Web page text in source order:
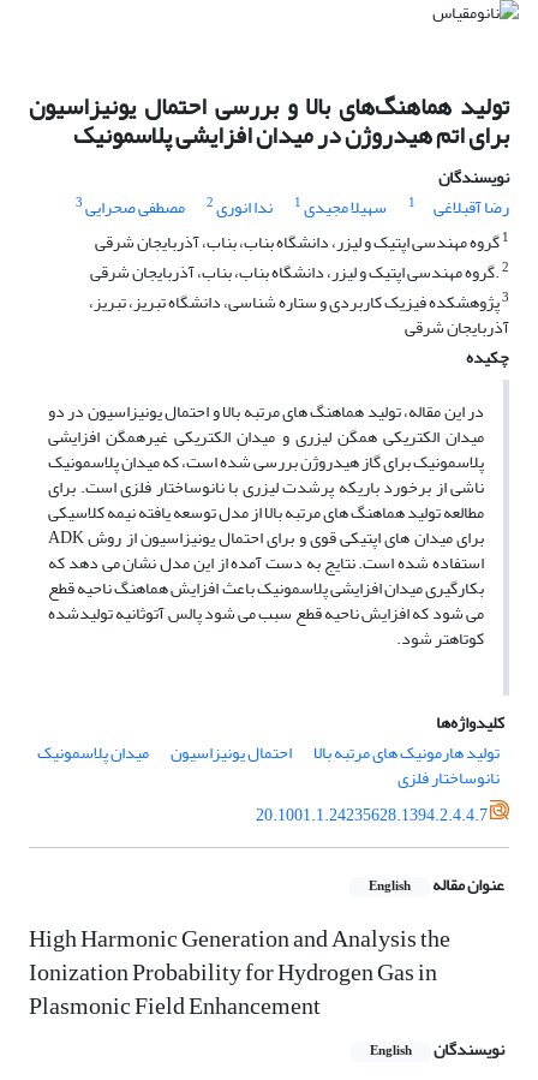
تولید هماهنگ‌های بالا و بررسی احتمال یونیزاسیون
برای اتم هیدروژن در میدان افزایشی پلاسمونیک
نویسندگان
رضا آقبلاغی
1 سهیلا مجیدی1 ندا انوری2 مصطفی صحرایی3
1گروه مهندسی اپتیک و لیزر، دانشگاه بناب، بناب، آذربایجان شرقی
2.گروه مهندسی اپتیک و لیزر، دانشگاه بناب، بناب، آذربایجان شرقی
3پژوهشکده فیزیک کاربردی و ستاره شناسی، دانشگاه تبریز، تبریز،
آذربایجان شرقی
چکیده
در این مقاله، تولید هماهنگ های مرتبه بالا و احتمال یونیزاسیون در دو
میدان الکتریکی همگن لیزری و میدان الکتریکی غیرهمگن افزایشی
پلاسمونیک برای گاز هیدروژن بررسی شده است، که میدان پلاسمونیک
ناشی از برخورد باریکه پرشدت لیزری با نانوساختار فلزی است. برای
مطالعه تولید هماهنگ های مرتبه بالا از مدل توسعه یافته نیمه کلاسیکی
برای میدان های اپتیکی قوی و برای احتمال یونیزاسیون از روش ADK
استفاده شده است. نتایج به دست آمده از این مدل نشان می دهد که
بکارگیری میدان افزایشی پلاسمونیک باعث افزایش هماهنگ ناحیه قطع
می شود که افزایش ناحیه قطع سبب می شود پالس آتوثانیه تولیدشده
کوتاهتر شود.
کلیدواژه‌ها
تولید هارمونیک های مرتبه بالا
احتمال یونیزاسیون میدان پلاسمونیک
نانوساختار فلزی
20.1001.1.24235628.1394.2.4.4.7
عنوان مقاله English
High Harmonic Generation and Analysis the
Ionization Probability for Hydrogen Gas in
Plasmonic Field Enhancement
نویسندگان English